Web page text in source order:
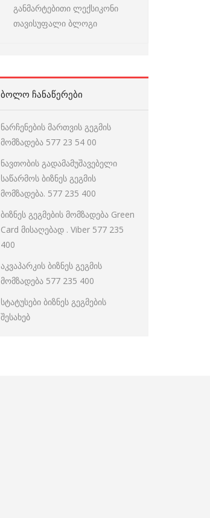
განმარტებითი ლექსიკონი
თავისუფალი ბლოგი
ᲑᲝᲚᲝ ᲩᲐᲜᲐᲬᲔᲠᲔᲑᲘ
ნარჩენების მართვის გეგმის
მომზადება 577 23 54 00
ნავთობის გადამამუშავებელი
საწარმოს ბიზნეს გეგმის
მომზადება. 577 235 400
ბიზნეს გეგმების მომზადება Green
Card მისაღებად . Viber 577 235
400
აკვაპარკის ბიზნეს გეგმის
მომზადება 577 235 400
სტატუსები ბიზნეს გეგმების
შესახებ